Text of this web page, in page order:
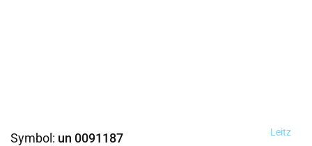
Symbol: un 0091187 Leitz